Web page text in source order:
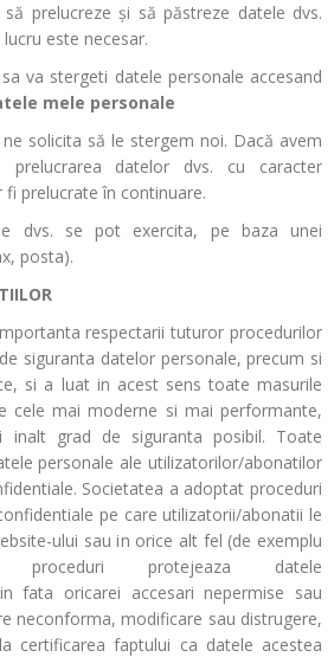
prelucreze și să păstreze datele dvs.
este necesar.
va stergeti datele personale accesand
mele personale
solicita să le stergem noi. Dacă avem
prelucrarea datelor dvs. cu caracter
prelucrate în continuare.
dvs. se pot exercita, pe baza unei
posta).
respectarii tuturor procedurilor
siguranta datelor personale, precum si
si a luat in acest sens toate masurile
cele mai moderne si mai performante,
grad de siguranta posibil. Toate
personale ale utilizatorilor/abonatilor
Societatea a adoptat proceduri
pe care utilizatorii/abonatii le
ului sau in orice alt fel (de exemplu
proceduri protejeaza datele
fata oricarei accesari nepermise sau
neconforma, modificare sau distrugere,
certificarea faptului ca datele acestea